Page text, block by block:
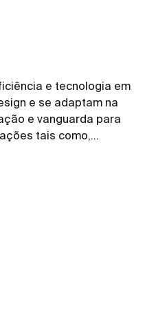
e tecnologia em
e se adaptam na
e vanguarda para
tais como,